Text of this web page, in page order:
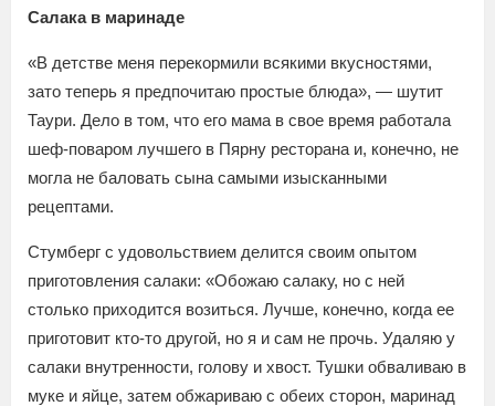
Салака в маринаде
«В детстве меня перекормили всякими вкусностями,
зато теперь я предпочитаю простые блюда», — шутит
Таури. Дело в том, что его мама в свое время работала
шеф-поваром лучшего в Пярну ресторана и, конечно, не
могла не баловать сына самыми изысканными
рецептами.
Стумберг с удовольствием делится своим опытом
приготовления салаки: «Обожаю салаку, но с ней
столько приходится возиться. Лучше, конечно, когда ее
приготовит кто-то другой, но я и сам не прочь. Удаляю у
салаки внутренности, голову и хвост. Тушки обваливаю в
муке и яйце, затем обжариваю с обеих сторон, маринад